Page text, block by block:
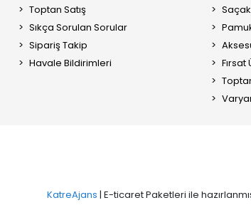
Toptan Satış
Sıkça Sorulan Sorular
Sipariş Takip
Havale Bildirimleri
Fırsat
KatreAjans | E-ticaret Paketleri ile